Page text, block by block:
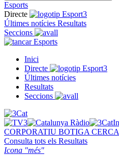
Esports
Directe
Últimes notícies Resultats
Seccions
Esports
Inici
Directe
Últimes notícies
Resultats
Seccions
CORPORATIU BOTIGA CERCA
Consulta tots els Resultats
Icona "més"